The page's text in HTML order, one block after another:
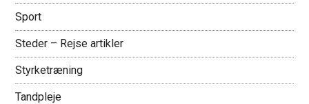
Sport
Steder – Rejse artikler
Styrketræning
Tandpleje